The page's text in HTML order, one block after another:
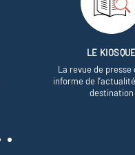
LE
La revue de presse
informe de
destination